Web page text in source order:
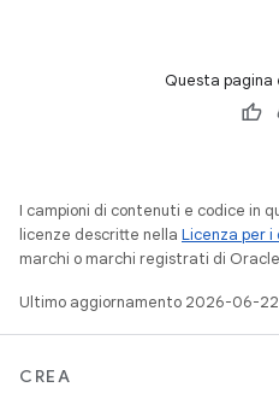
Questa
I campioni di contenuti e codice in
licenze descritte nella Licenza per i
marchi o marchi registrati di
Ultimo aggiornamento 2026-06-22
CREA